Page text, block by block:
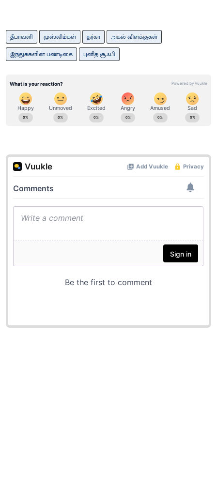
தீபாவளி முஸ்லிம்கள் தர்கா
அகல் விளக்குகள்
இந்துக்களின் பண்டிகை
புனித சூஃபி